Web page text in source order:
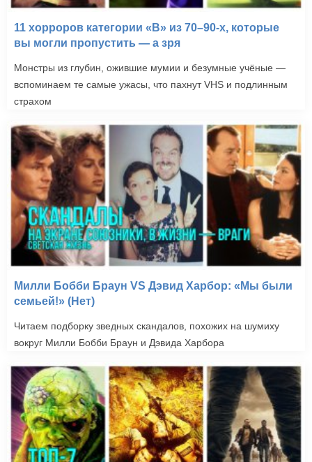
11 хорроров категории «B» из 70–90-х, которые
вы могли пропустить — а зря
Монстры из глубин, ожившие мумии и безумные учёные —
вспоминаем те самые ужасы, что пахнут VHS и подлинным
страхом
Милли Бобби Браун VS Дэвид Харбор: «Мы были
семьей!» (Нет)
Читаем подборку зведных скандалов, похожих на шумиху
вокруг Милли Бобби Браун и Дэвида Харбора